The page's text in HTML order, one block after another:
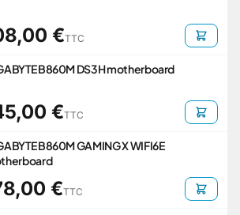
€TTC
B860M DS3H motherboard
€TTC
B860M GAMING X WIFI6E
€TTC